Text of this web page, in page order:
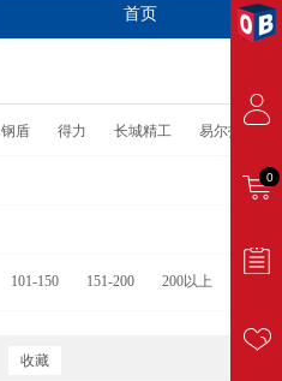
首页 专
钢盾 得力 长城精工 易尔拓
101-150 151-200 200以上
收藏
0